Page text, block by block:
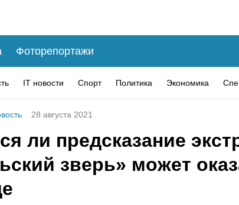
Фоторепортажи
IT новости Спорт Политика Экономика
28 августа 2021
ли предсказание
зверь» может